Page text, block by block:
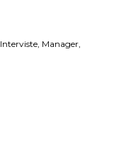
Interviste Manager